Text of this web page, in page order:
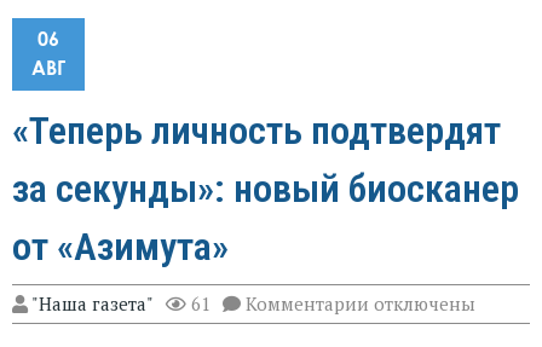
06
АВГ
«Теперь личность подтвердят
за секунды»: новый биосканер
от «Азимута»
"Наша газета" 61 Комментарии к
записи
отключены